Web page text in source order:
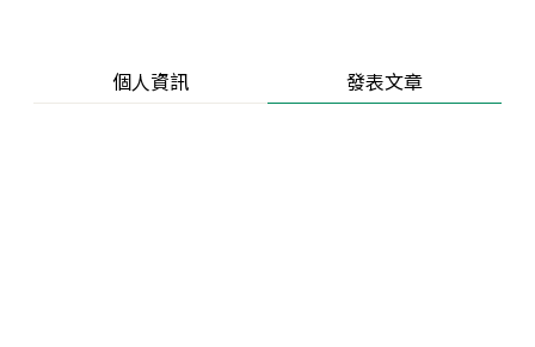
個人資訊 發表文章